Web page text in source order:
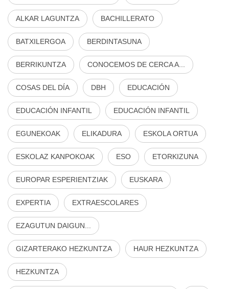
ALKAR LAGUNTZA BACHILLERATO
BATXILERGOA BERDINTASUNA
BERRIKUNTZA CONOCEMOS DE CERCA A...
COSAS DEL DÍA DBH EDUCACIÓN
EDUCACIÓN INFANTIL EDUCACIÓN INFANTIL
EGUNEKOAK ELIKADURA ESKOLA ORTUA
ESKOLAZ KANPOKOAK ESO ETORKIZUNA
EUROPAR ESPERIENTZIAK EUSKARA
EXPERTIA EXTRAESCOLARES
EZAGUTUN DAIGUN...
GIZARTERAKO HEZKUNTZA HAUR HEZKUNTZA
HEZKUNTZA